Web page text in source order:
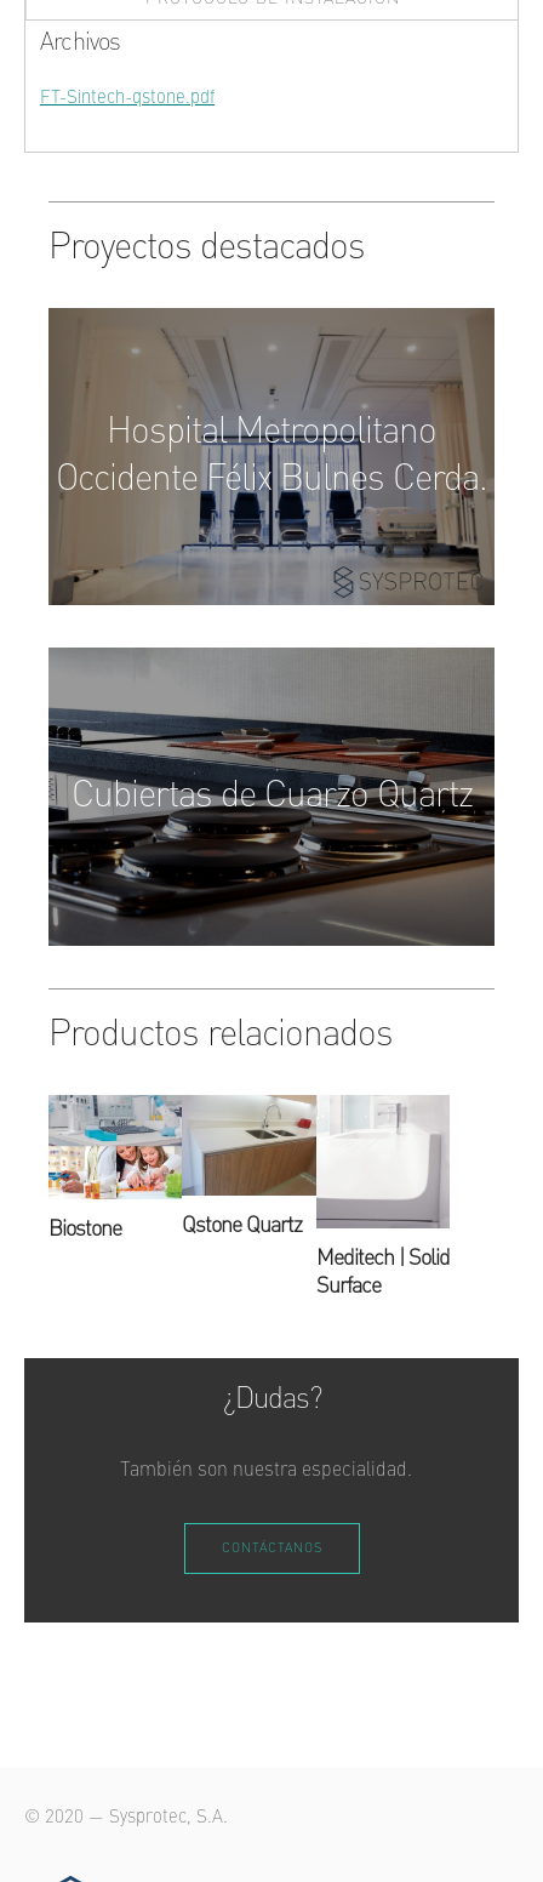
Archivos
FT-Sintech-qstone.pdf
Proyectos destacados
Hospital Metropolitano
Occidente Félix Bulnes Cerda.
Cubiertas de Cuarzo Quartz
Productos relacionados
Biostone
Qstone Quartz
Meditech | Solid
Surface
¿Dudas?
También son nuestra especialidad.
CONTÁCTANOS
© 2020 — Sysprotec, S.A.